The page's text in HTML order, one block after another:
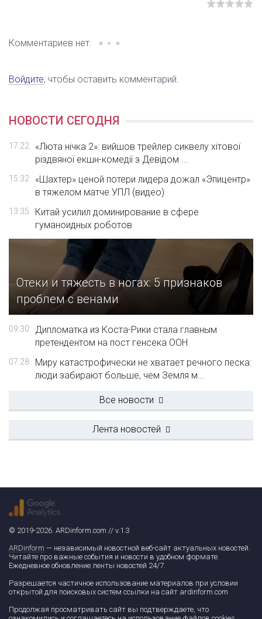
Комментариев нет.
Войдите, чтобы оставить комментарий.
НОВОСТИ СЕГОДНЯ
17:22
«Люта нічка 2»: вийшов трейлер сиквелу хітової
різдвяної екшн-комедії з Девідом ...
15:32
«Шахтер» ценой потери лидера дожал «Эпицентр»
в тяжелом матче УПЛ (видео)
13:35
Китай усилил доминирование в сфере
гуманоидных роботов
Отеки и тяжесть в ногах: 5 признаков
проблем с венами
09:30
Дипломатка из Коста-Рики стала главным
претендентом на пост генсека ООН
07:28
Миру катастрофически не хватает речного песка:
люди забирают больше, чем Земля м...
Все новости
Лента новостей
© 2019-2026. ARDinform.com // v.1.3
ARDinform — независимый новостной веб-сайт актуальных новостей.
Читайте про важные события и новости в удобном формате.
Ежедневное обновление ленты новостей 24/7.
Разрешается частичное использование материалов при условии
открытой для поисковых систем ссылки на сайт ardinform.com
Продолжая просматривать сайт вы подтверждаете, что